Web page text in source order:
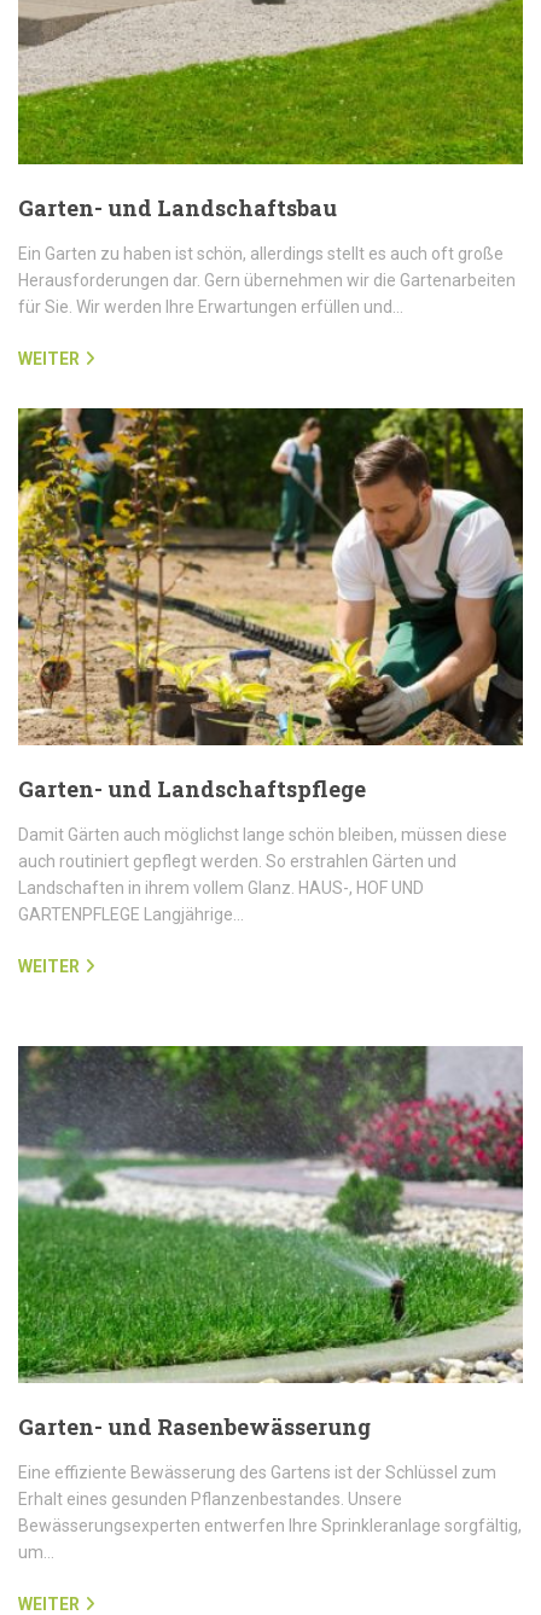
Garten- und Landschaftsbau
Ein Garten zu haben ist schön, allerdings stellt es auch oft große
Herausforderungen dar. Gern übernehmen wir die Gartenarbeiten
für Sie. Wir werden Ihre Erwartungen erfüllen und…
WEITER
Garten- und Landschaftspflege
Damit Gärten auch möglichst lange schön bleiben, müssen diese
auch routiniert gepflegt werden. So erstrahlen Gärten und
Landschaften in ihrem vollem Glanz. HAUS-, HOF UND
GARTENPFLEGE Langjährige…
WEITER
Garten- und Rasenbewässerung
Eine effiziente Bewässerung des Gartens ist der Schlüssel zum
Erhalt eines gesunden Pflanzenbestandes. Unsere
Bewässerungsexperten entwerfen Ihre Sprinkleranlage sorgfältig,
um…
WEITER